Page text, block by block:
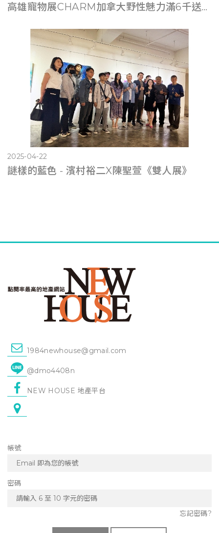
高雄寵物展CHARM加拿大野性魅力滿6千送遊艇體驗
2025-04-22
謎樣的藍色 - 濱村裕二X陳聖萱《雙人展》
1984newhouse@gmail.com
@dmo4408n
NEW HOUSE 地產平台
帳號
密碼
忘記密碼?